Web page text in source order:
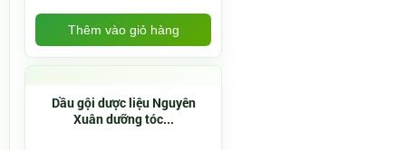
Thêm vào giỏ hàng
Dầu gội dược liệu Nguyên
Xuân dưỡng tóc...